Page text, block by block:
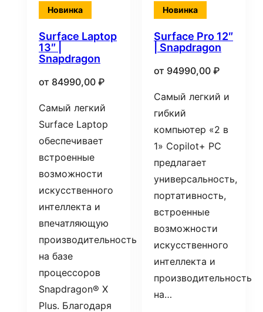
Новинка
Surface Laptop
13″ |
Snapdragon
от 84990,00 ₽
Самый легкий
Surface Laptop
обеспечивает
встроенные
возможности
искусственного
интеллекта и
впечатляющую
производительность
на базе
процессоров
Snapdragon® X
Plus. Благодаря
Новинка
Surface Pro 12″
| Snapdragon
от 94990,00 ₽
Самый легкий и
гибкий
компьютер «2 в
1» Copilot+ PC
предлагает
универсальность,
портативность,
встроенные
возможности
искусственного
интеллекта и
производительность
на…